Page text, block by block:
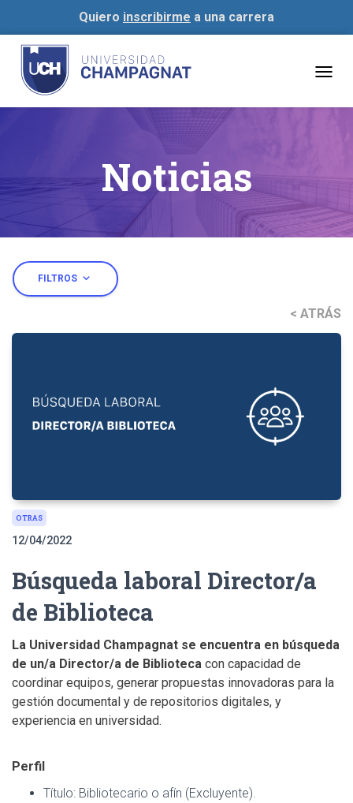
Quiero inscribirme a una carrera
Noticias
FILTROS expand_more
< ATRÁS
OTRAS
12/04/2022
Búsqueda laboral Director/a
de Biblioteca
La Universidad Champagnat se encuentra en búsqueda
de un/a Director/a de Biblioteca con capacidad de
coordinar equipos, generar propuestas innovadoras para la
gestión documental y de repositorios digitales, y
experiencia en universidad.
Perfil
Título: Bibliotecario o afín (Excluyente).